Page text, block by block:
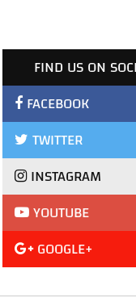
FIND US ON
FACEBOOK
TWITTER
INSTAGRAM
YOUTUBE
GOOGLE+